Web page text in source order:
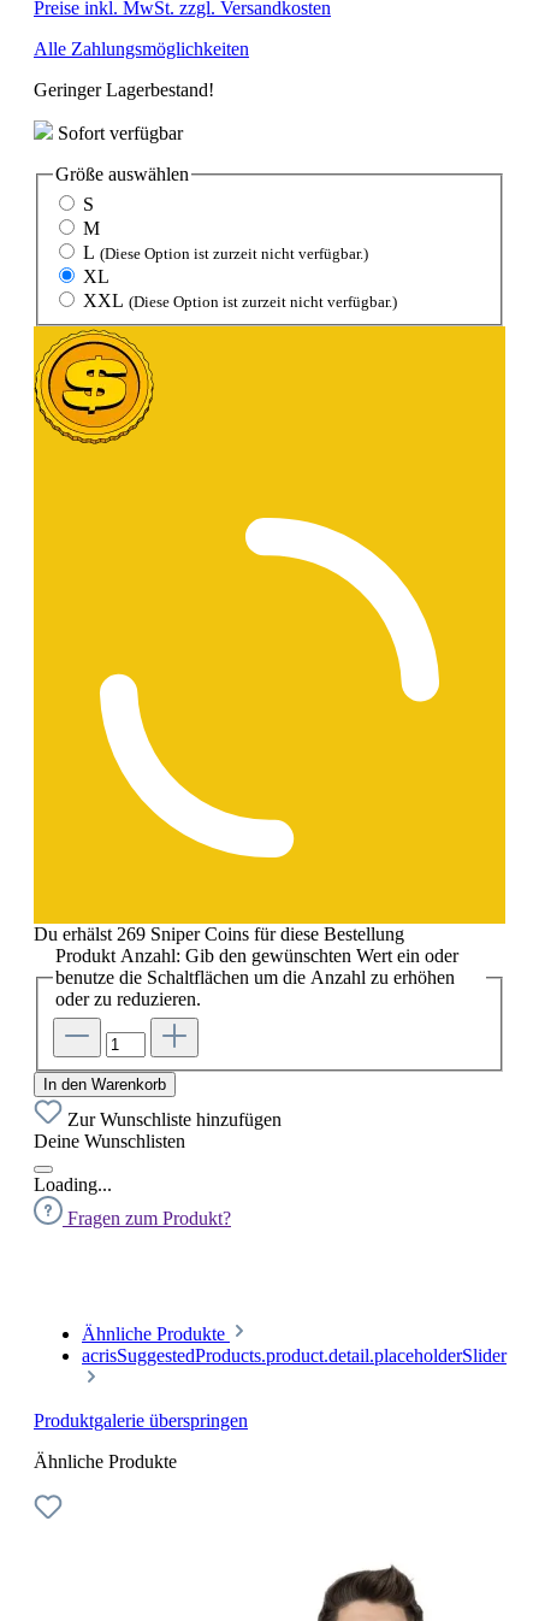
Preise inkl. MwSt. zzgl. Versandkosten
Alle Zahlungsmöglichkeiten
Geringer Lagerbestand!
Sofort verfügbar
Größe auswählen
S
M
L (Diese Option ist zurzeit nicht verfügbar.)
XL
XXL (Diese Option ist zurzeit nicht verfügbar.)
Du erhälst 269 Sniper Coins für diese Bestellung
Produkt Anzahl: Gib den gewünschten Wert ein oder
benutze die Schaltflächen um die Anzahl zu erhöhen
oder zu reduzieren.
In den Warenkorb
Zur Wunschliste hinzufügen
Deine Wunschlisten
Loading...
Fragen zum Produkt?
Ähnliche Produkte
acrisSuggestedProducts.product.detail.placeholderSlider
Produktgalerie überspringen
Ähnliche Produkte